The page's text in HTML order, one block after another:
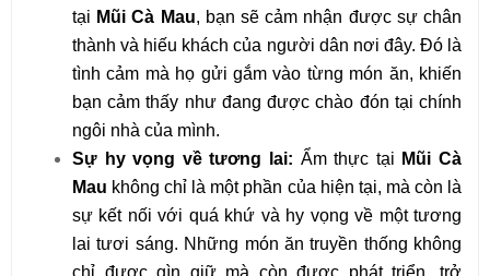
tại Mũi Cà Mau, bạn sẽ cảm nhận được sự chân
thành và hiếu khách của người dân nơi đây. Đó là
tình cảm mà họ gửi gắm vào từng món ăn, khiến
bạn cảm thấy như đang được chào đón tại chính
ngôi nhà của mình.
Sự hy vọng về tương lai: Ẩm thực tại Mũi Cà
Mau không chỉ là một phần của hiện tại, mà còn là
sự kết nối với quá khứ và hy vọng về một tương
lai tươi sáng. Những món ăn truyền thống không
chỉ được gìn giữ mà còn được phát triển, trở